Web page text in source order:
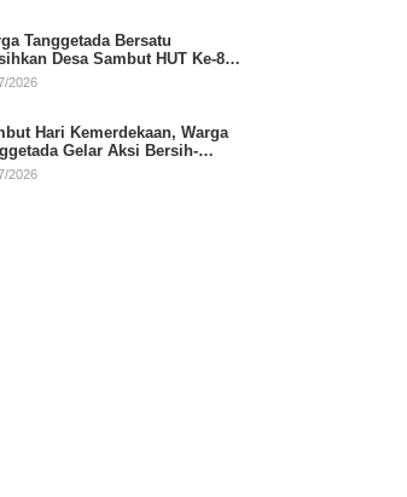
Tanggetada Bersatu
Desa Sambut HUT Ke-81
2026
Hari Kemerdekaan, Warga
Gelar Aksi Bersih-
Desa
2026